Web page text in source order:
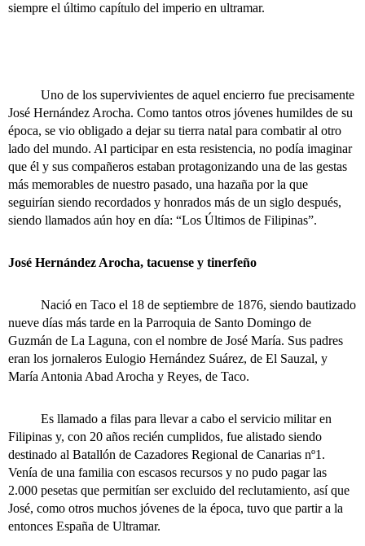
siempre el último capítulo del imperio en ultramar.
Uno de los supervivientes de aquel encierro fue precisamente
José Hernández Arocha. Como tantos otros jóvenes humildes de su
época, se vio obligado a dejar su tierra natal para combatir al otro
lado del mundo. Al participar en esta resistencia, no podía imaginar
que él y sus compañeros estaban protagonizando una de las gestas
más memorables de nuestro pasado, una hazaña por la que
seguirían siendo recordados y honrados más de un siglo después,
siendo llamados aún hoy en día: “Los Últimos de Filipinas”.
José Hernández Arocha, tacuense y tinerfeño
Nació en Taco el 18 de septiembre de 1876, siendo bautizado
nueve días más tarde en la Parroquia de Santo Domingo de
Guzmán de La Laguna, con el nombre de José María. Sus padres
eran los jornaleros Eulogio Hernández Suárez, de El Sauzal, y
María Antonia Abad Arocha y Reyes, de Taco.
Es llamado a filas para llevar a cabo el servicio militar en
Filipinas y, con 20 años recién cumplidos, fue alistado siendo
destinado al Batallón de Cazadores Regional de Canarias nº1.
Venía de una familia con escasos recursos y no pudo pagar las
2.000 pesetas que permitían ser excluido del reclutamiento, así que
José, como otros muchos jóvenes de la época, tuvo que partir a la
entonces España de Ultramar.